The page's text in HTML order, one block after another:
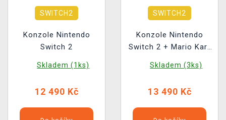
SWITCH2
Konzole Nintendo
Switch 2
Skladem (1ks)
12 490 Kč
SWITCH2
Konzole Nintendo
Switch 2 + Mario Kart
Skladem (3ks)
13 490 Kč